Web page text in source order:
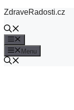
Přeskočit
obsah
ZdraveRadosti.cz
Menu